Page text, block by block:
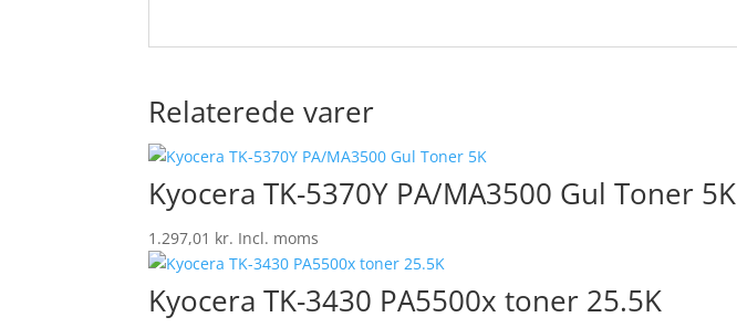
Relaterede varer
Kyocera TK-5370Y PA/MA3500 Gul Toner 5K
1.297,01 kr. Incl. moms
Kyocera TK-3430 PA5500x toner 25.5K